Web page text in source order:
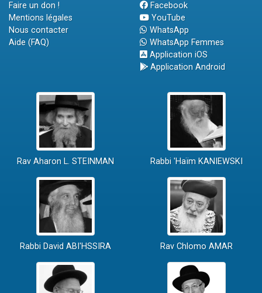
Faire un don !
Mentions légales
Nous contacter
Aide (FAQ)
Facebook
YouTube
WhatsApp
WhatsApp Femmes
Application iOS
Application Android
Rav Aharon L. STEINMAN Rabbi 'Haïm KANIEWSKI
Rabbi David ABI'HSSIRA Rav Chlomo AMAR